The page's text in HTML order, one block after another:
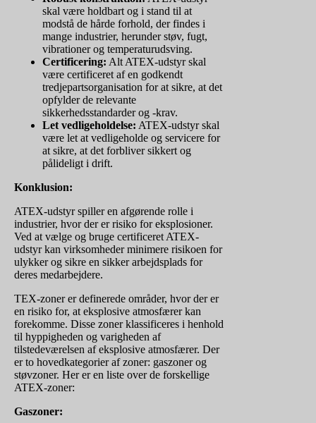
skal være holdbart og i stand til at
modstå de hårde forhold, der findes i
mange industrier, herunder støv, fugt,
vibrationer og temperaturudsving.
Certificering: Alt ATEX-udstyr skal
være certificeret af en godkendt
tredjepartsorganisation for at sikre, at det
opfylder de relevante
sikkerhedsstandarder og -krav.
Let vedligeholdelse: ATEX-udstyr skal
være let at vedligeholde og servicere for
at sikre, at det forbliver sikkert og
pålideligt i drift.
Konklusion:
ATEX-udstyr spiller en afgørende rolle i
industrier, hvor der er risiko for eksplosioner.
Ved at vælge og bruge certificeret ATEX-
udstyr kan virksomheder minimere risikoen for
ulykker og sikre en sikker arbejdsplads for
deres medarbejdere.
TEX-zoner er definerede områder, hvor der er
en risiko for, at eksplosive atmosfærer kan
forekomme. Disse zoner klassificeres i henhold
til hyppigheden og varigheden af
tilstedeværelsen af eksplosive atmosfærer. Der
er to hovedkategorier af zoner: gaszoner og
støvzoner. Her er en liste over de forskellige
ATEX-zoner:
Gaszoner: